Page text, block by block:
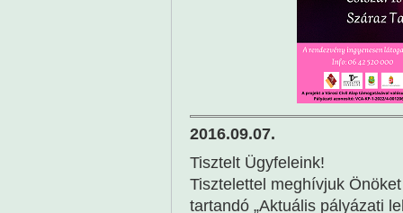
2016.09.07.
Tisztelt Ügyfeleink!
Tisztelettel meghívjuk
tartandó „Aktuális pályázati